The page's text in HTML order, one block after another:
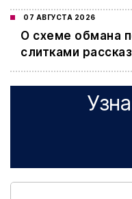
07 АВГУСТА 2026
О схеме обмана
слитками